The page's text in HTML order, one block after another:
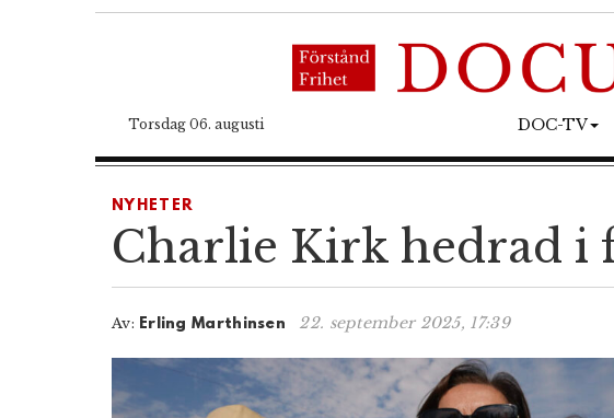
Torsdag 06. augusti DOC-TV
NYHETER
Charlie Kirk hedrad i
Av: Erling Marthinsen 22. september 2025, 17:39